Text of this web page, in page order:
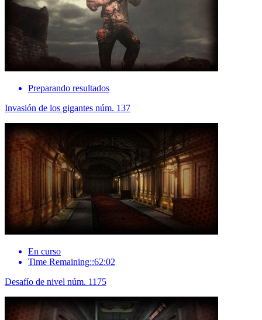
Preparando resultados
Invasión de los gigantes núm. 137
En curso
Time Remaining::62:02
Desafío de nivel núm. 1175